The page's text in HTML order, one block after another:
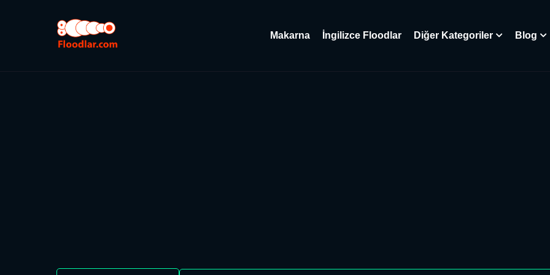
Makarna İngilizce Floodlar Diğer Kategoriler Blog